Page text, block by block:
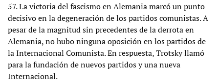
57. La victoria del fascismo en Alemania marcó un punto
decisivo en la degeneración de los partidos comunistas. A
pesar de la magnitud sin precedentes de la derrota en
Alemania, no hubo ninguna oposición en los partidos de
la Internacional Comunista. En respuesta, Trotsky llamó
para la fundación de nuevos partidos y una nueva
Internacional.